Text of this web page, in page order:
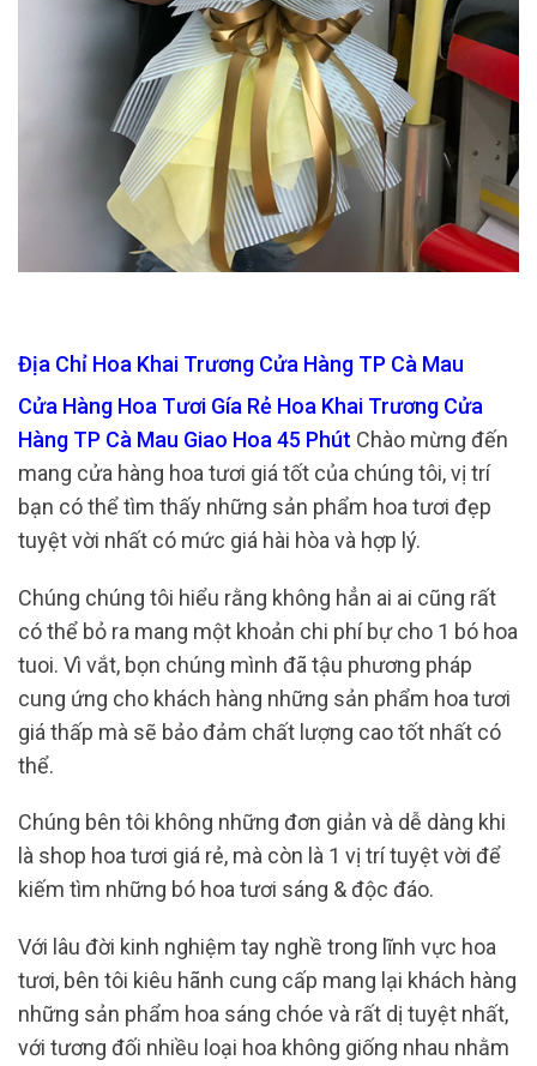
Địa Chỉ Hoa Khai Trương Cửa Hàng TP Cà Mau
Cửa Hàng Hoa Tươi Gía Rẻ Hoa Khai Trương Cửa
Hàng TP Cà Mau Giao Hoa 45 Phút Chào mừng đến
mang cửa hàng hoa tươi giá tốt của chúng tôi, vị trí
bạn có thể tìm thấy những sản phẩm hoa tươi đẹp
tuyệt vời nhất có mức giá hài hòa và hợp lý.
Chúng chúng tôi hiểu rằng không hẳn ai ai cũng rất
có thể bỏ ra mang một khoản chi phí bự cho 1 bó hoa
tuoi. Vì vắt, bọn chúng mình đã tậu phương pháp
cung ứng cho khách hàng những sản phẩm hoa tươi
giá thấp mà sẽ bảo đảm chất lượng cao tốt nhất có
thể.
Chúng bên tôi không những đơn giản và dễ dàng khi
là shop hoa tươi giá rẻ, mà còn là 1 vị trí tuyệt vời để
kiếm tìm những bó hoa tươi sáng & độc đáo.
Với lâu đời kinh nghiệm tay nghề trong lĩnh vực hoa
tươi, bên tôi kiêu hãnh cung cấp mang lại khách hàng
những sản phẩm hoa sáng chóe và rất dị tuyệt nhất,
với tương đối nhiều loại hoa không giống nhau nhằm